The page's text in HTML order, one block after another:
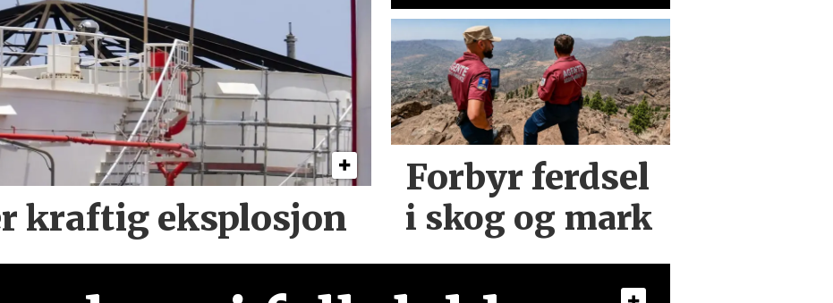
kraftig eksplosjon
Forbyr ferdsel
i skog og mark